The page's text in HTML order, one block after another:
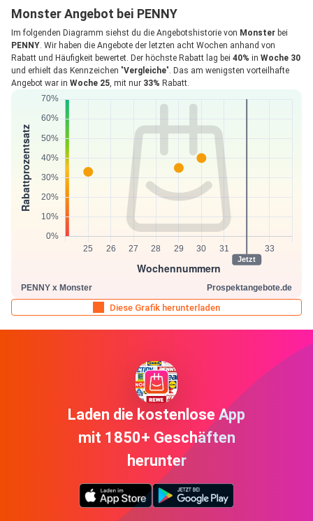
Monster Angebot bei PENNY
Im folgenden Diagramm siehst du die Angebotshistorie von Monster bei
PENNY. Wir haben die Angebote der letzten acht Wochen anhand von
Rabatt und Häufigkeit bewertet. Der höchste Rabatt lag bei 40% in Woche 30
und erhielt das Kennzeichen "Vergleiche". Das am wenigsten vorteilhafte
Angebot war in Woche 25, mit nur 33% Rabatt.
Diese Grafik herunterladen
Laden die kostenlose App
mit 1850+ Geschäften
herunter